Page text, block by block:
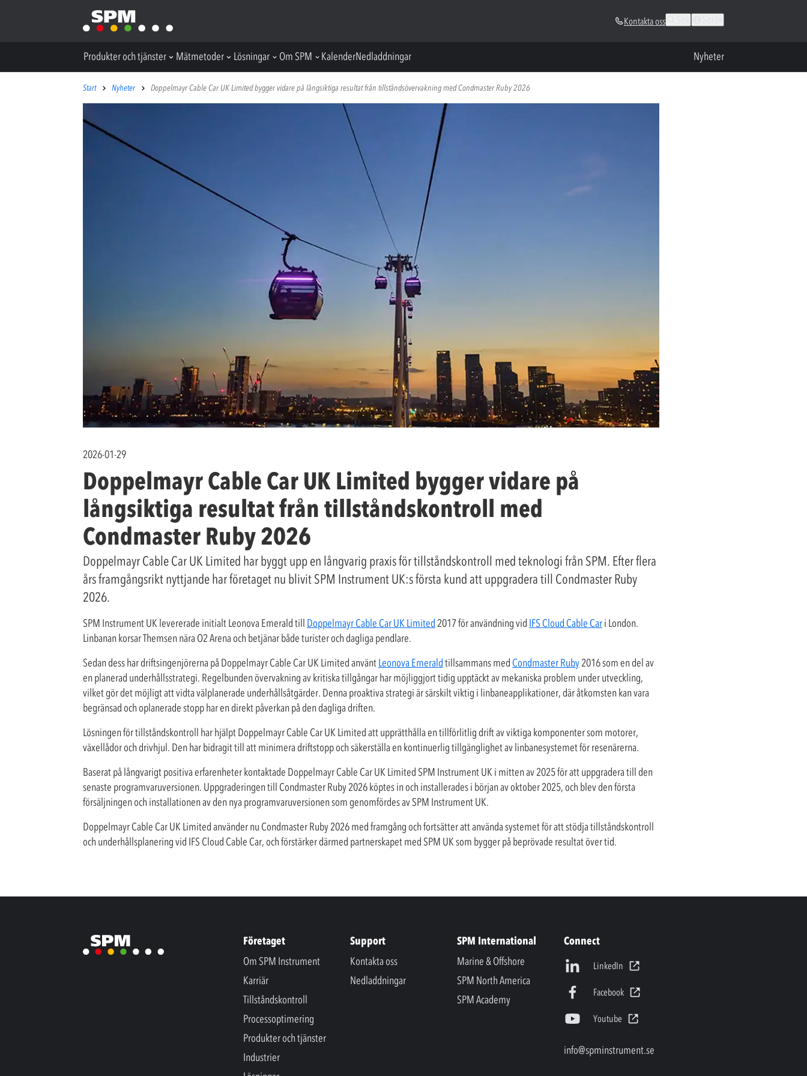
Kontakta oss
Produkter och tjänster Mätmetoder Lösningar Om SPM KalenderNedladdningar Nyheter
Start Nyheter Doppelmayr Cable Car UK Limited bygger vidare på långsiktiga resultat från tillståndsövervakning med Condmaster Ruby 2026
2026-01-29
Doppelmayr Cable Car UK Limited bygger vidare på
långsiktiga resultat från tillståndskontroll med
Condmaster Ruby 2026
Doppelmayr Cable Car UK Limited har byggt upp en långvarig praxis för tillståndskontroll med teknologi från SPM. Efter flera
års framgångsrikt nyttjande har företaget nu blivit SPM Instrument UK:s första kund att uppgradera till Condmaster Ruby
2026.
SPM Instrument UK levererade initialt Leonova Emerald till Doppelmayr Cable Car UK Limited 2017 för användning vid IFS Cloud Cable Cari London.
Linbanan korsar Themsen nära O2 Arena och betjänar både turister och dagliga pendlare.
Sedan dess har driftsingenjörerna på Doppelmayr Cable Car UK Limited använtLeonova Emeraldtillsammans med Condmaster Ruby2016 som en del av
en planerad underhållsstrategi. Regelbunden övervakning av kritiska tillgångar har möjliggjort tidig upptäckt av mekaniska problem under utveckling,
vilket gör det möjligt att vidta välplanerade underhållsåtgärder. Denna proaktiva strategi är särskilt viktig i linbaneapplikationer, där åtkomsten kan vara
begränsad och oplanerade stopp har en direkt påverkan på den dagliga driften.
Lösningen för tillståndskontroll har hjälpt Doppelmayr Cable Car UK Limited att upprätthålla en tillförlitlig drift av viktiga komponenter som motorer,
växellådor och drivhjul. Den har bidragit till att minimera driftstopp och säkerställa en kontinuerlig tillgänglighet av linbanesystemet för resenärerna.
Baserat på långvarigt positiva erfarenheter kontaktade Doppelmayr Cable Car UK Limited SPM Instrument UK i mitten av 2025 för att uppgradera till den
senaste programvaruversionen. Uppgraderingen till Condmaster Ruby 2026 köptes in och installerades i början av oktober 2025, och blev den första
försäljningen och installationen av den nya programvaruversionen som genomfördes av SPM Instrument UK.
Doppelmayr Cable Car UK Limited använder nu Condmaster Ruby 2026 med framgång och fortsätter att använda systemet för att stödja tillståndskontroll
och underhållsplanering vid IFS Cloud Cable Car, och förstärker därmed partnerskapet med SPM UK som bygger på beprövade resultat över tid.
Företaget
Om SPM Instrument
Karriär
Tillståndskontroll
Processoptimering
Produkter och tjänster
Industrier
Support
Kontakta oss
Nedladdningar
SPM International
Marine & Offshore
SPM North America
SPM Academy
Connect
LinkedIn
Facebook
Youtube
info@spminstrument.se